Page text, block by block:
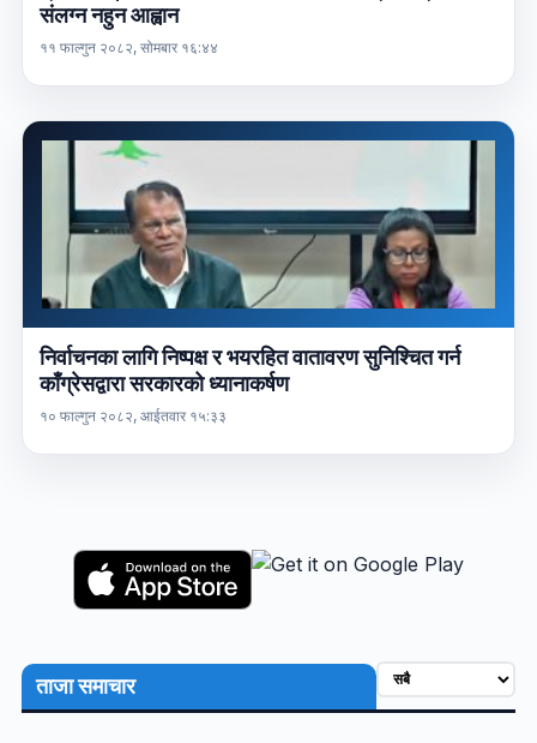
संलग्न नहुन आह्वान
११ फाल्गुन २०८२, सोमबार १६:४४
निर्वाचनका लागि निष्पक्ष र भयरहित वातावरण सुनिश्चित गर्न
काँग्रेसद्वारा सरकारको ध्यानाकर्षण
१० फाल्गुन २०८२, आईतवार १५:३३
ताजा समाचार